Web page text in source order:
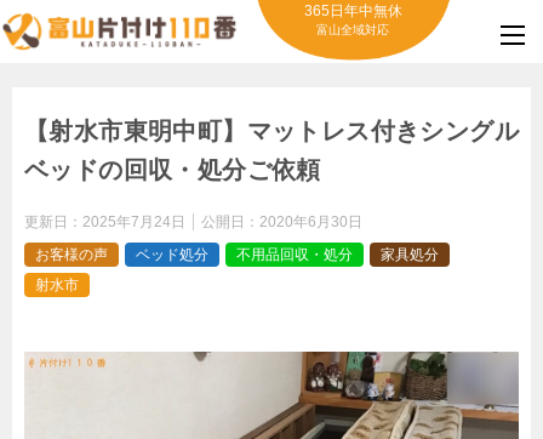
365日年中無休
富山全域対応
【射水市東明中町】マットレス付きシングル
ベッドの回収・処分ご依頼
更新日： 2025年7月24日 公開日： 2020年6月30日
お客様の声
ベッド処分 不用品回収・処分
家具処分
射水市